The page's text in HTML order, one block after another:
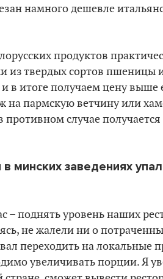
намного дешевле
продуктов
из твердых сортов пшеницы
и в итоге получаем цену выше
на пармскую ветчину или
случае
минских заведениях
– поднять уровень наших
не жалели ни о
переходить на локальные
увеличивать порции. Я